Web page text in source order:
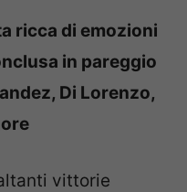
ricca di emozioni
in pareggio
Di Lorenzo,
vittorie